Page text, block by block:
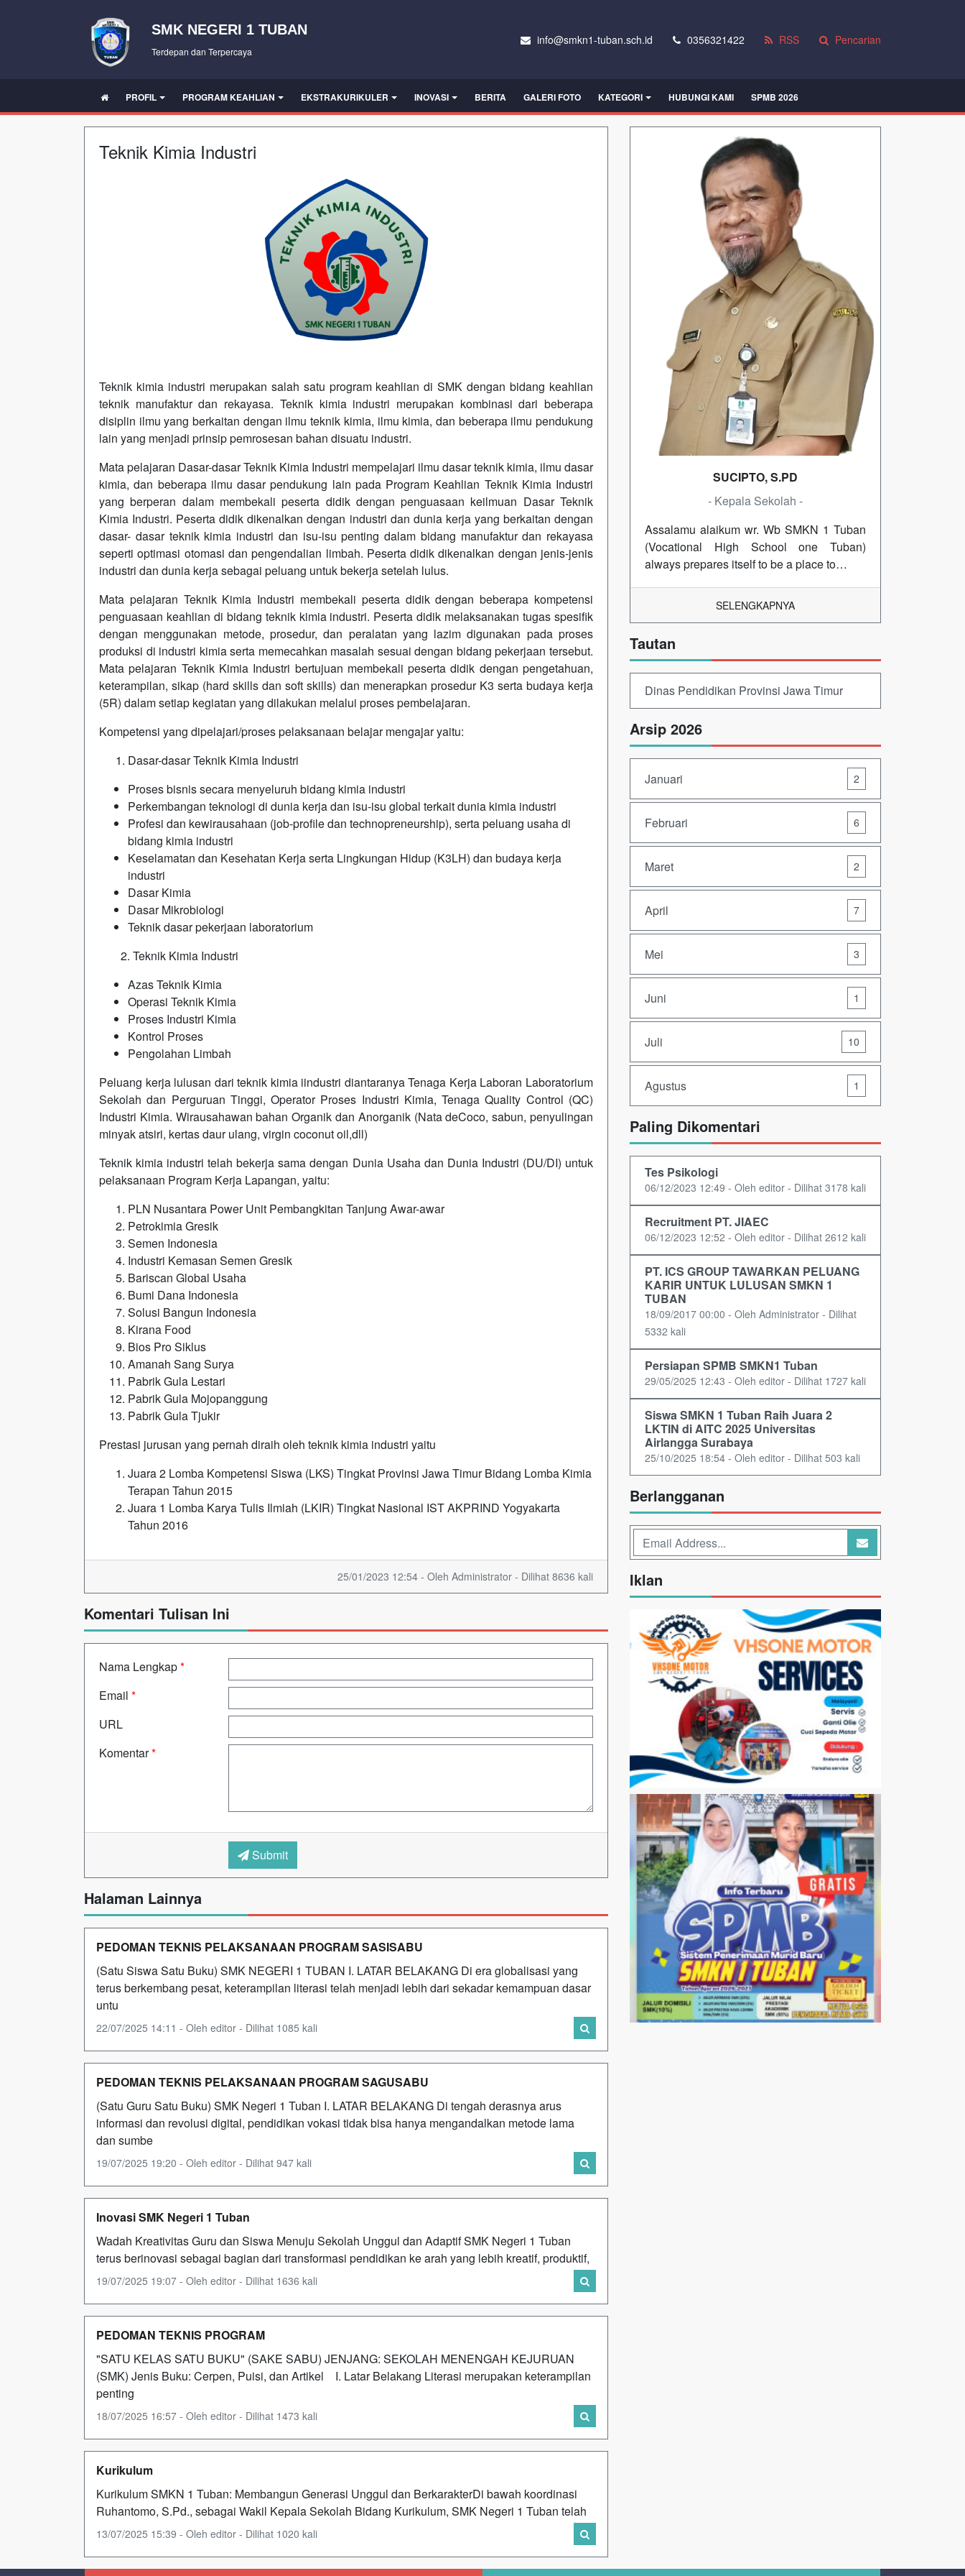
SMK NEGERI 1 TUBAN
Terdepan dan Terpercaya
info@smkn1-tuban.sch.id 0356321422 RSS Pencarian
PROFIL PROGRAM KEAHLIAN EKSTRAKURIKULER INOVASI BERITA GALERI FOTO KATEGORI HUBUNGI KAMI SPMB 2026
Teknik Kimia Industri
Teknik kimia industri merupakan salah satu program keahlian di SMK dengan bidang keahlian
teknik manufaktur dan rekayasa. Teknik kimia industri merupakan kombinasi dari beberapa
disiplin ilmu yang berkaitan dengan ilmu teknik kimia, ilmu kimia, dan beberapa ilmu pendukung
lain yang menjadi prinsip pemrosesan bahan disuatu industri.
Mata pelajaran Dasar-dasar Teknik Kimia Industri mempelajari ilmu dasar teknik kimia, ilmu dasar
kimia, dan beberapa ilmu dasar pendukung lain pada Program Keahlian Teknik Kimia Industri
yang berperan dalam membekali peserta didik dengan penguasaan keilmuan Dasar Teknik
Kimia Industri. Peserta didik dikenalkan dengan industri dan dunia kerja yang berkaitan dengan
dasar- dasar teknik kimia industri dan isu-isu penting dalam bidang manufaktur dan rekayasa
seperti optimasi otomasi dan pengendalian limbah. Peserta didik dikenalkan dengan jenis-jenis
industri dan dunia kerja sebagai peluang untuk bekerja setelah lulus.
Mata pelajaran Teknik Kimia Industri membekali peserta didik dengan beberapa kompetensi
penguasaan keahlian di bidang teknik kimia industri. Peserta didik melaksanakan tugas spesifik
dengan menggunakan metode, prosedur, dan peralatan yang lazim digunakan pada proses
produksi di industri kimia serta memecahkan masalah sesuai dengan bidang pekerjaan tersebut.
Mata pelajaran Teknik Kimia Industri bertujuan membekali peserta didik dengan pengetahuan,
keterampilan, sikap (hard skills dan soft skills) dan menerapkan prosedur K3 serta budaya kerja
(5R) dalam setiap kegiatan yang dilakukan melalui proses pembelajaran.
Kompetensi yang dipelajari/proses pelaksanaan belajar mengajar yaitu:
Dasar-dasar Teknik Kimia Industri
Proses bisnis secara menyeluruh bidang kimia industri
Perkembangan teknologi di dunia kerja dan isu-isu global terkait dunia kimia industri
Profesi dan kewirausahaan (job-profile dan technopreneurship), serta peluang usaha di
bidang kimia industri
Keselamatan dan Kesehatan Kerja serta Lingkungan Hidup (K3LH) dan budaya kerja
industri
Dasar Kimia
Dasar Mikrobiologi
Teknik dasar pekerjaan laboratorium
2. Teknik Kimia Industri
Azas Teknik Kimia
Operasi Teknik Kimia
Proses Industri Kimia
Kontrol Proses
Pengolahan Limbah
Peluang kerja lulusan dari teknik kimia iindustri diantaranya Tenaga Kerja Laboran Laboratorium
Sekolah dan Perguruan Tinggi, Operator Proses Industri Kimia, Tenaga Quality Control (QC)
Industri Kimia. Wirausahawan bahan Organik dan Anorganik (Nata deCoco, sabun, penyulingan
minyak atsiri, kertas daur ulang, virgin coconut oil,dll)
Teknik kimia industri telah bekerja sama dengan Dunia Usaha dan Dunia Industri (DU/DI) untuk
pelaksanaan Program Kerja Lapangan, yaitu:
PLN Nusantara Power Unit Pembangkitan Tanjung Awar-awar
Petrokimia Gresik
Semen Indonesia
Industri Kemasan Semen Gresik
Bariscan Global Usaha
Bumi Dana Indonesia
Solusi Bangun Indonesia
Kirana Food
Bios Pro Siklus
Amanah Sang Surya
Pabrik Gula Lestari
Pabrik Gula Mojopanggung
Pabrik Gula Tjukir
Prestasi jurusan yang pernah diraih oleh teknik kimia industri yaitu
Juara 2 Lomba Kompetensi Siswa (LKS) Tingkat Provinsi Jawa Timur Bidang Lomba Kimia
Terapan Tahun 2015
Juara 1 Lomba Karya Tulis Ilmiah (LKIR) Tingkat Nasional IST AKPRIND Yogyakarta
Tahun 2016
25/01/2023 12:54 - Oleh Administrator - Dilihat 8636 kali
Komentari Tulisan Ini
Nama Lengkap*
Email *
URL
Komentar*
Submit
Halaman Lainnya
PEDOMAN TEKNIS PELAKSANAAN PROGRAM SASISABU
(Satu Siswa Satu Buku) SMK NEGERI 1 TUBAN I. LATAR BELAKANG Di era globalisasi yang
terus berkembang pesat, keterampilan literasi telah menjadi lebih dari sekadar kemampuan dasar
untu
22/07/2025 14:11 - Oleh editor - Dilihat 1085 kali
PEDOMAN TEKNIS PELAKSANAAN PROGRAM SAGUSABU
(Satu Guru Satu Buku) SMK Negeri 1 Tuban I. LATAR BELAKANG Di tengah derasnya arus
informasi dan revolusi digital, pendidikan vokasi tidak bisa hanya mengandalkan metode lama
dan sumbe
19/07/2025 19:20 - Oleh editor - Dilihat 947 kali
Inovasi SMK Negeri 1 Tuban
Wadah Kreativitas Guru dan Siswa Menuju Sekolah Unggul dan Adaptif SMK Negeri 1 Tuban
terus berinovasi sebagai bagian dari transformasi pendidikan ke arah yang lebih kreatif, produktif,
19/07/2025 19:07 - Oleh editor - Dilihat 1636 kali
PEDOMAN TEKNIS PROGRAM
"SATU KELAS SATU BUKU" (SAKE SABU) JENJANG: SEKOLAH MENENGAH KEJURUAN
(SMK) Jenis Buku: Cerpen, Puisi, dan Artikel I. Latar Belakang Literasi merupakan keterampilan
penting
18/07/2025 16:57 - Oleh editor - Dilihat 1473 kali
Kurikulum
Kurikulum SMKN 1 Tuban: Membangun Generasi Unggul dan Berkarakter‎‎Di bawah koordinasi
Ruhantomo, S.Pd., sebagai Wakil Kepala Sekolah Bidang Kurikulum, SMK Negeri 1 Tuban telah
13/07/2025 15:39 - Oleh editor - Dilihat 1020 kali
SUCIPTO, S.PD
- Kepala Sekolah -
Assalamu alaikum wr. Wb SMKN 1 Tuban
(Vocational High School one Tuban)
always prepares itself to be a place to…
SELENGKAPNYA
Tautan
Dinas Pendidikan Provinsi Jawa Timur
Arsip 2026
Januari 2
Februari 6
Maret 2
April 7
Mei 3
Juni 1
Juli 10
Agustus 1
Paling Dikomentari
Tes Psikologi
06/12/2023 12:49 - Oleh editor - Dilihat 3178 kali
Recruitment PT. JIAEC
06/12/2023 12:52 - Oleh editor - Dilihat 2612 kali
PT. ICS GROUP TAWARKAN PELUANG
KARIR UNTUK LULUSAN SMKN 1
TUBAN
18/09/2017 00:00 - Oleh Administrator - Dilihat
5332 kali
Persiapan SPMB SMKN1 Tuban
29/05/2025 12:43 - Oleh editor - Dilihat 1727 kali
Siswa SMKN 1 Tuban Raih Juara 2
LKTIN di AITC 2025 Universitas
Airlangga Surabaya
25/10/2025 18:54 - Oleh editor - Dilihat 503 kali
Berlangganan
Iklan